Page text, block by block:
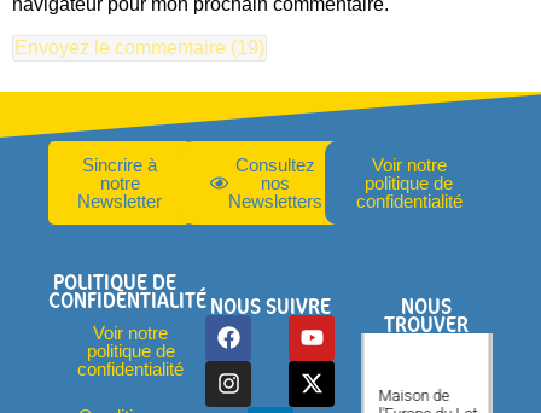
Sincrire à
notre
Newsletter
Consultez
nos
Newsletters
Voir notre
politique de
confidentialité
POLITIQUE DE
CONFIDENTIALITÉ
Voir notre
politique de
confidentialité
NOUS SUIVRE NOUS
TROUVER
Maison de